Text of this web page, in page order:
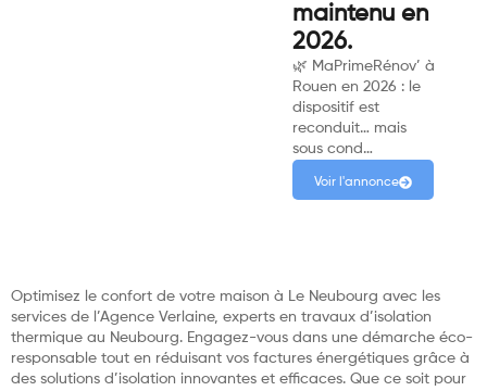
maintenu en
2026.
🌿 MaPrimeRénov’ à
Rouen en 2026 : le
dispositif est
reconduit… mais
sous cond…
Voir l'annonce
Optimisez le confort de votre maison à Le Neubourg avec les
services de l’Agence Verlaine, experts en travaux d’isolation
thermique au Neubourg. Engagez-vous dans une démarche éco-
responsable tout en réduisant vos factures énergétiques grâce à
des solutions d’isolation innovantes et efficaces. Que ce soit pour